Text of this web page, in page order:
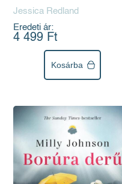
Jessica Redland
Eredeti ár:
4 499 Ft
Kosárba